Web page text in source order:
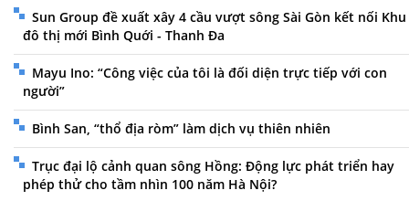
Sun Group đề xuất xây 4 cầu vượt sông Sài Gòn kết nối Khu
đô thị mới Bình Quới - Thanh Đa
Mayu Ino: “Công việc của tôi là đối diện trực tiếp với con
người”
Bình San, “thổ địa ròm” làm dịch vụ thiên nhiên
Trục đại lộ cảnh quan sông Hồng: Động lực phát triển hay
phép thử cho tầm nhìn 100 năm Hà Nội?